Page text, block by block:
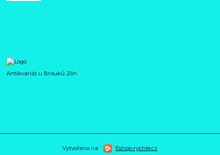
Antikvariát u Brouků Zlín
Vytvořeno na Eshop-rychle.cz